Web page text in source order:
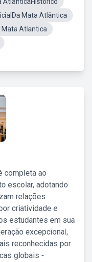
Mata Atlântica
Mata Atlantica
completa ao
escolar, adotando
relações
criatividade e
estudantes em sua
excepcional,
reconhecidas por
globais -